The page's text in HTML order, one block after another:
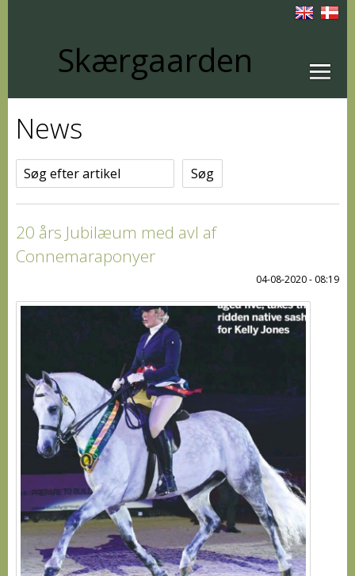
Skærgaarden
News
Søg efter artikel
20 års Jubilæum med avl af
Connemaraponyer
04-08-2020 - 08:19